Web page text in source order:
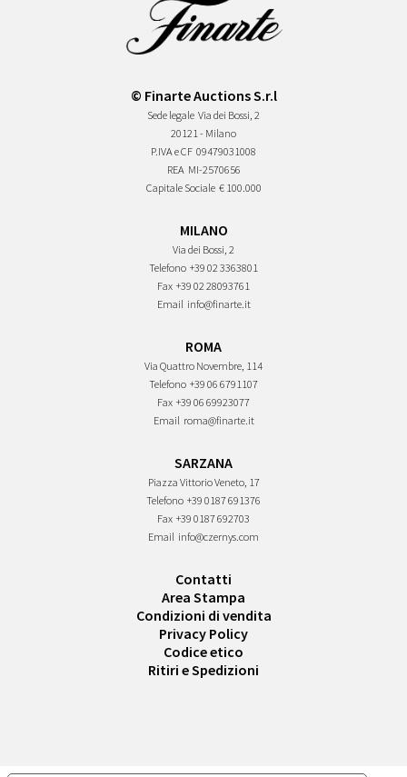
© Finarte Auctions S.r.l
Sede legale Via dei Bossi, 2
20121 - Milano
P.IVA e CF 09479031008
REA MI-2570656
Capitale Sociale € 100.000
MILANO
Via dei Bossi, 2
Telefono +39 02 3363801
Fax +39 02 28093761
Email info@finarte.it
ROMA
Via Quattro Novembre, 114
Telefono +39 06 6791107
Fax +39 06 69923077
Email roma@finarte.it
SARZANA
Piazza Vittorio Veneto, 17
Telefono +39 0187 691376
Fax +39 0187 692703
Email info@czernys.com
Contatti
Area Stampa
Condizioni di vendita
Privacy Policy
Codice etico
Ritiri e Spedizioni